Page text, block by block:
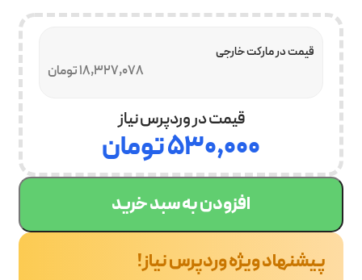
18,327,078 تومان
قیمت در مارکت خارجی
قیمت در وردپرس نیاز
۵۳۰,۰۰۰تومان
افزودن به سبد خرید
پیشنهاد ویژه وردپرس نیاز!